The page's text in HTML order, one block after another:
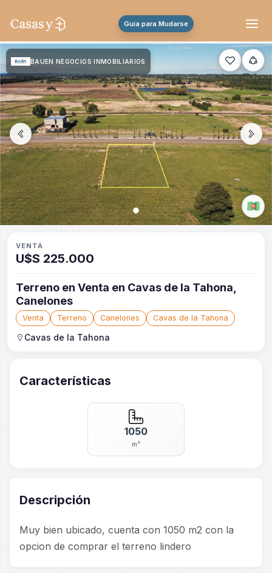
Guia para Mudarse
BAUEN NEGOCIOS INMOBILIARIOS
VENTA
U$S 225.000
Terreno en Venta en Cavas de la Tahona,
Canelones
Venta Terreno Canelones Cavas de la Tahona
Cavas de la Tahona
Características
1050
m²
Descripción
Muy bien ubicado, cuenta con 1050 m2 con la
opcion de comprar el terreno lindero